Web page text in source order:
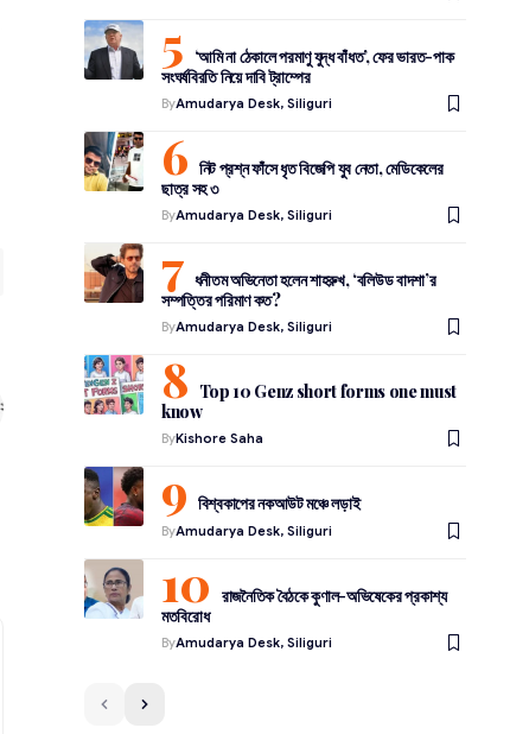
‘আমি না ঠেকালে পরমাণু যুদ্ধ বাঁধত’, ফের ভারত-পাক
সংঘর্ষবিরতি নিয়ে দাবি ট্রাম্পের
ByAmudarya Desk, Siliguri
নিট প্রশ্ন ফাঁসে ধৃত বিজেপি যুব নেতা, মেডিকেলের
ছাত্র সহ ৩
ByAmudarya Desk, Siliguri
ধনীতম অভিনেতা হলেন শাহরুখ, ‘বলিউড বাদশা’র
সম্পত্তির পরিমাণ কত?
ByAmudarya Desk, Siliguri
Top 10 Genz short forms one must
know
ByKishore Saha
বিশ্বকাপের নকআউট মঞ্চে লড়াই
ByAmudarya Desk, Siliguri
রাজনৈতিক বৈঠকে কুণাল-অভিষেকের প্রকাশ্য
মতবিরোধ
ByAmudarya Desk, Siliguri